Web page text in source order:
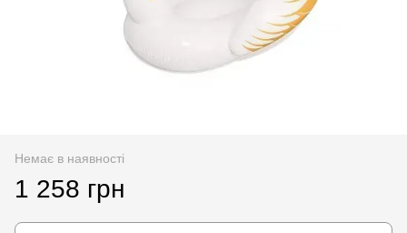
Немає в наявності
1 258 грн